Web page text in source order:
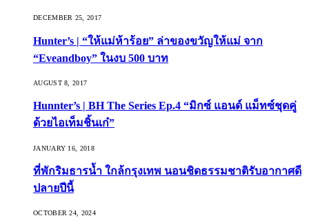
DECEMBER 25, 2017
Hunter’s | “ให้แม่ห้าร้อย” ล่าของขวัญให้แม่ จาก
“Eveandboy” ในงบ 500 บาท
AUGUST 8, 2017
Hunnter’s | BH The Series Ep.4 “มิกซ์ แอนด์ แม็ทซ์ชุดคู่
ด้วยไอเท็มชิ้นเก๋”
JANUARY 16, 2018
ที่พักริมธารน้ำ ใกล้กรุงเทพ นอนชิดธรรมชาติรับอากาศดี
ปลายปีนี้
OCTOBER 24, 2024